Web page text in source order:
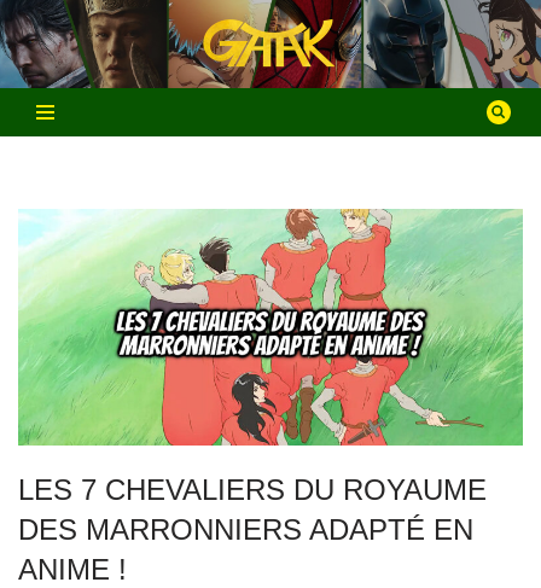
Aller
au
contenu
LES 7 CHEVALIERS DU ROYAUME
DES MARRONNIERS ADAPTÉ EN
ANIME !